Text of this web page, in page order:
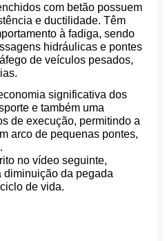
com betão possuem
e ductilidade. Têm
à fadiga, sendo
hidráulicas e pontes
de veículos pesados,
significativa dos
e também uma
de execução, permitindo a
arco de pequenas pontes,
no vídeo seguinte,
da pegada
de vida.